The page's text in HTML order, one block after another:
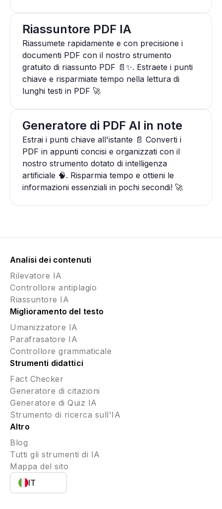
Riassuntore PDF IA
Riassumete rapidamente e con precisione i
documenti PDF con il nostro strumento
gratuito di riassunto PDF 📄✨. Estraete i punti
chiave e risparmiate tempo nella lettura di
lunghi testi in PDF 🚀
Generatore di PDF AI in note
Estrai i punti chiave all'istante 📄 Converti i
PDF in appunti concisi e organizzati con il
nostro strumento dotato di intelligenza
artificiale 🧠. Risparmia tempo e ottieni le
informazioni essenziali in pochi secondi! 🚀
Analisi dei contenuti
Rilevatore IA
Controllore antiplagio
Riassuntore IA
Miglioramento del testo
Umanizzatore IA
Parafrasatore IA
Controllore grammaticale
Strumenti didattici
Fact Checker
Generatore di citazioni
Generatore di Quiz IA
Strumento di ricerca sull'IA
Altro
Blog
Tutti gli strumenti di IA
Mappa del sito
IT